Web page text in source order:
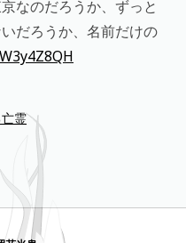
なのだろうか、ずっと
だろうか、名前だけの
霊